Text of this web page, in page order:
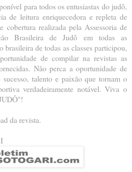
para todos os entusiastas do judô,
de leitura enriquecedora e repleta de
cobertura realizada pela Assessoria de
Brasileira de Judô em todas as
brasileira de todas as classes participou,
de compilar na revistas as
Não perca a oportunidade de
talento e paixão que tornam o
verdadeiramente notável. Viva o
da revista.